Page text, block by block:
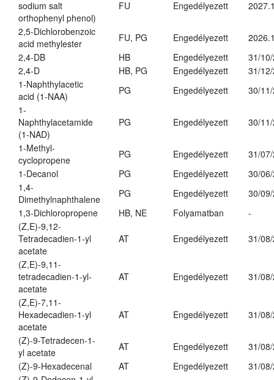
sodium salt
orthophenyl phenol)
FU Engedélyezett
2,5-Dichlorobenzoic
acid methylester
FU, PG Engedélyezett
2,4-DB
HB Engedélyezett
31/
2,4-D
HB, PG Engedélyezett
31/
1-Naphthylacetic
acid (1-NAA)
PG Engedélyezett
30/
1-
Naphthylacetamide
(1-NAD)
PG Engedélyezett 30/
1-Methyl-
cyclopropene
PG Engedélyezett
31/
1-Decanol
PG Engedélyezett
30/
1,4-
Dimethylnaphthalene
PG Engedélyezett
30/
1,3-Dichloropropene
HB, NE Folyamatban
-
(Z,E)-9,12-
Tetradecadien-1-yl
acetate
AT Engedélyezett 31/
(Z,E)-9,11-
tetradecadien-1-yl-
acetate
AT Engedélyezett 31/
(Z,E)-7,11-
Hexadecadien-1-yl
acetate
AT Engedélyezett 31/
(Z)-9-Tetradecen-1-
yl acetate
AT Engedélyezett
31/
(Z)-9-Hexadecenal
AT Engedélyezett
31/